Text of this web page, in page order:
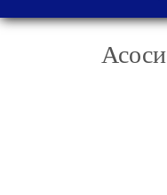
Асоси